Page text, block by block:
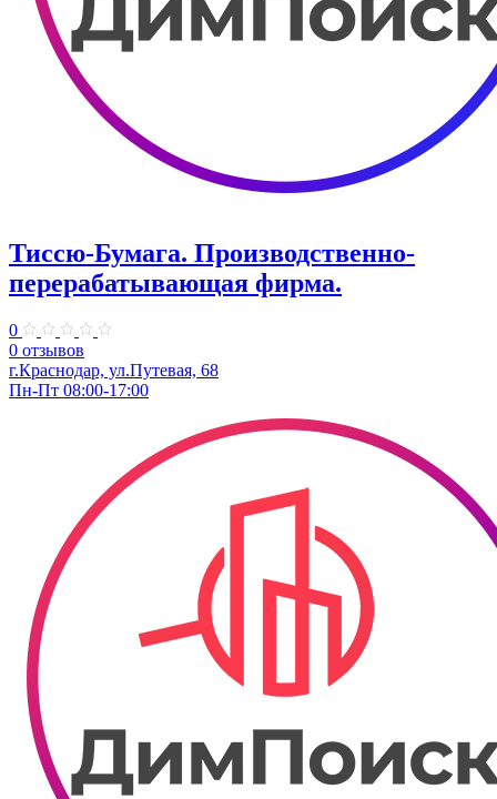
Тиссю-Бумага. Производственно-
перерабатывающая фирма.
0
0 отзывов
г.Краснодар, ул.Путевая, 68
Пн-Пт 08:00-17:00